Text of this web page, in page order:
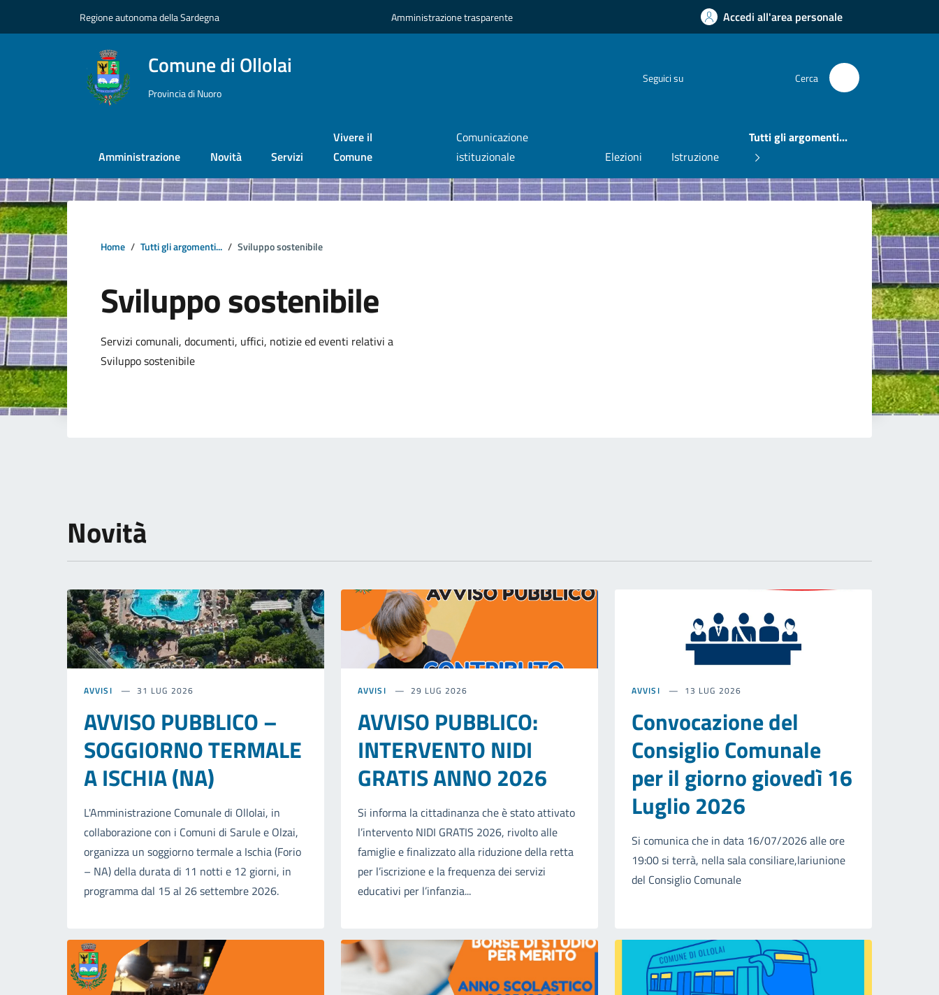
Regione autonoma della Sardegna Amministrazione trasparente Accedi all'area personale
Comune di Ollolai
Provincia di Nuoro
Seguici su Cerca
Amministrazione Novità Servizi
Vivere il
Comune
Comunicazione
istituzionale
Elezioni Istruzione
Tutti gli argomenti...
Home Tutti gli argomenti... Sviluppo sostenibile
Sviluppo sostenibile
Dettagli della notizia
Servizi comunali, documenti, uffici, notizie ed eventi relativi a
Sviluppo sostenibile
Novità
AVVISI 31 LUG 2026
AVVISO PUBBLICO –
SOGGIORNO TERMALE
A ISCHIA (NA)
L'Amministrazione Comunale di Ollolai, in
collaborazione con i Comuni di Sarule e Olzai,
organizza un soggiorno termale a Ischia (Forio
– NA) della durata di 11 notti e 12 giorni, in
programma dal 15 al 26 settembre 2026.
AVVISI 29 LUG 2026
AVVISO PUBBLICO:
INTERVENTO NIDI
GRATIS ANNO 2026
Si informa la cittadinanza che è stato attivato
l’intervento NIDI GRATIS 2026, rivolto alle
famiglie e finalizzato alla riduzione della retta
per l’iscrizione e la frequenza dei servizi
educativi per l’infanzia...
AVVISI 13 LUG 2026
Convocazione del
Consiglio Comunale
per il giorno giovedì 16
Luglio 2026
Si comunica che in data 16/07/2026 alle ore
19:00 si terrà, nella sala consiliare,lariunione
del Consiglio Comunale